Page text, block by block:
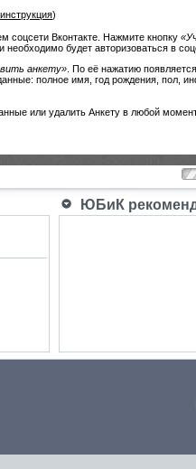
)
соцсети Вконтакте. Нажмите кнопку
будет авторизоваться в
анкету» . По её нажатию
полное имя, год рождения, пол,
или удалить Анкету в любой
ЮБиК